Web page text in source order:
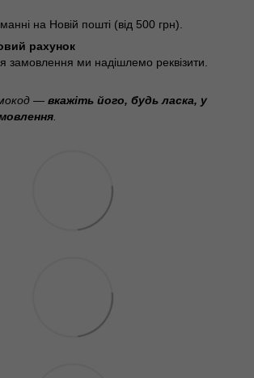
на Новій пошті (від 500 грн).
рахунок
замовлення ми надішлемо реквізити.
— вкажіть його, будь ласка, у